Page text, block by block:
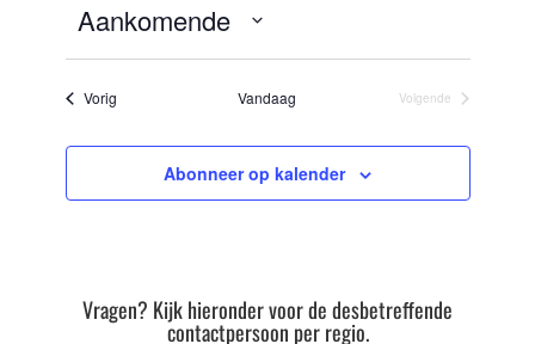
Aankomende
Selecteer
datum
VorigEvenementen Vandaag
Volgende
Abonneer op kalender
Vragen? Kijk hieronder voor de desbetreffende
contactpersoon per regio.